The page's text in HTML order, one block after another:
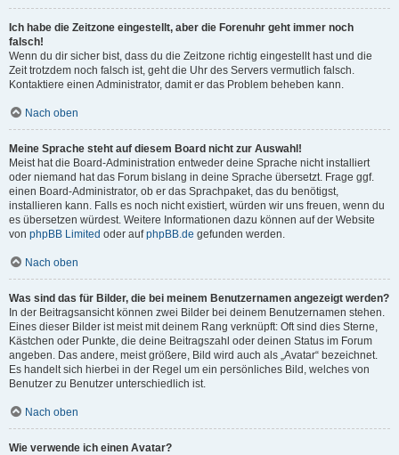
Ich habe die Zeitzone eingestellt, aber die Forenuhr geht immer noch
falsch!
Wenn du dir sicher bist, dass du die Zeitzone richtig eingestellt hast und die
Zeit trotzdem noch falsch ist, geht die Uhr des Servers vermutlich falsch.
Kontaktiere einen Administrator, damit er das Problem beheben kann.
Nach oben
Meine Sprache steht auf diesem Board nicht zur Auswahl!
Meist hat die Board-Administration entweder deine Sprache nicht installiert
oder niemand hat das Forum bislang in deine Sprache übersetzt. Frage ggf.
einen Board-Administrator, ob er das Sprachpaket, das du benötigst,
installieren kann. Falls es noch nicht existiert, würden wir uns freuen, wenn du
es übersetzen würdest. Weitere Informationen dazu können auf der Website
von phpBB Limited oder aufphpBB.de gefunden werden.
Nach oben
Was sind das für Bilder, die bei meinem Benutzernamen angezeigt werden?
In der Beitragsansicht können zwei Bilder bei deinem Benutzernamen stehen.
Eines dieser Bilder ist meist mit deinem Rang verknüpft: Oft sind dies Sterne,
Kästchen oder Punkte, die deine Beitragszahl oder deinen Status im Forum
angeben. Das andere, meist größere, Bild wird auch als „Avatar“ bezeichnet.
Es handelt sich hierbei in der Regel um ein persönliches Bild, welches von
Benutzer zu Benutzer unterschiedlich ist.
Nach oben
Wie verwende ich einen Avatar?